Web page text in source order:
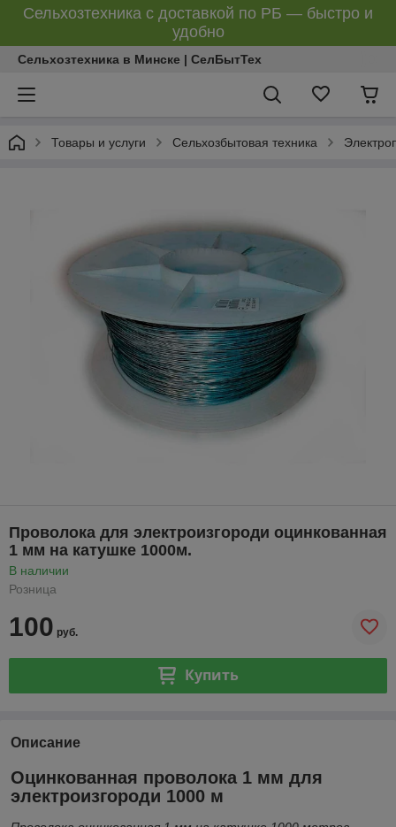
Сельхозтехника с доставкой по РБ — быстро и
удобно
Сельхозтехника в Минске | СелБытТех
Товары и услуги Сельхозбытовая техника
Проволока для электроизгороди оцинкованная
1 мм на катушке 1000м.
В наличии
Розница
100 руб.
Купить
Описание
Оцинкованная проволока 1 мм для
электроизгороди 1000 м